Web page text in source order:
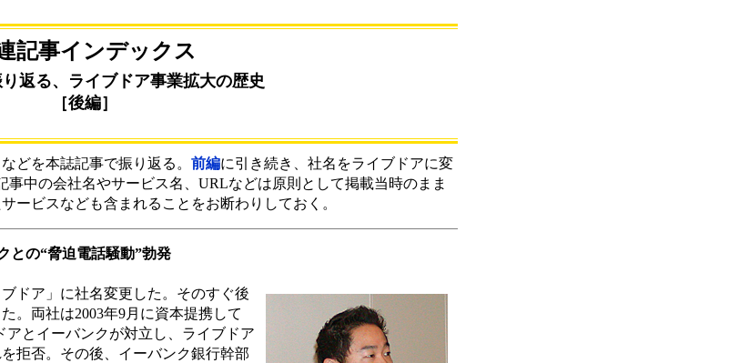
記事インデックス
返る、ライブドア事業拡大の歴史
［後編］
どを本誌記事で振り返る。 前編に引き続き、社名をライブドアに変
事中の会社名やサービス名、URLなどは原則として掲載当時のまま
ービスなども含まれることをお断わりしておく。
との“脅迫電話騒動”勃発
ドア」に社名変更した。そのすぐ後
。両社は2003年9月に資本提携して
とイーバンクが対立し、ライブドア
拒否。その後、イーバンク銀行幹部